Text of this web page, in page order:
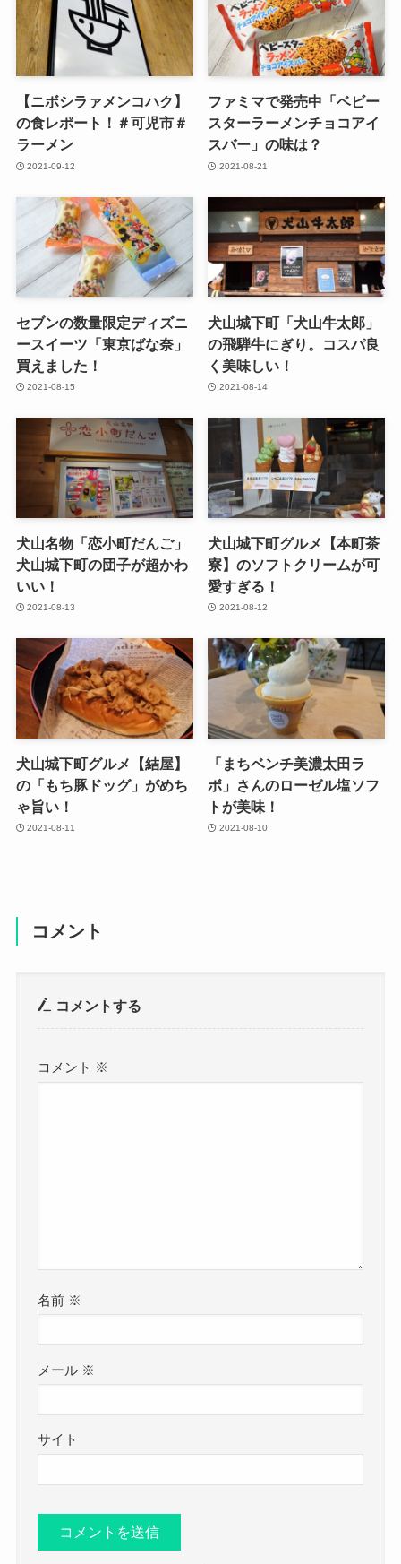
【ニボシラァメンコハク】
の食レポート！＃可児市＃
ラーメン
2021-09-12
ファミマで発売中「ベビー
スターラーメンチョコアイ
スバー」の味は？
2021-08-21
セブンの数量限定ディズニ
ースイーツ「東京ばな奈」
買えました！
2021-08-15
犬山城下町「犬山牛太郎」
の飛騨牛にぎり。コスパ良
く美味しい！
2021-08-14
犬山名物「恋小町だんご」
犬山城下町の団子が超かわ
いい！
2021-08-13
犬山城下町グルメ【本町茶
寮】のソフトクリームが可
愛すぎる！
2021-08-12
犬山城下町グルメ【結屋】
の「もち豚ドッグ」がめち
ゃ旨い！
2021-08-11
「まちベンチ美濃太田ラ
ボ」さんのローゼル塩ソフ
トが美味！
2021-08-10
コメント
コメントする
コメント ※
名前 ※
メール ※
サイト